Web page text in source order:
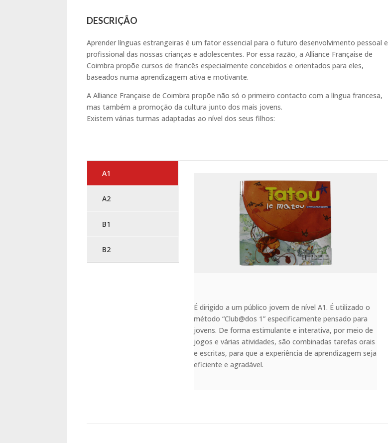
DESCRIÇÃO
Aprender línguas estrangeiras é um fator essencial para o futuro desenvolvimento pessoal e
profissional das nossas crianças e adolescentes. Por essa razão, a Alliance Française de
Coimbra propõe cursos de francês especialmente concebidos e orientados para eles,
baseados numa aprendizagem ativa e motivante.
A Alliance Française de Coimbra propõe não só o primeiro contacto com a língua francesa,
mas também a promoção da cultura junto dos mais jovens.
Existem várias turmas adaptadas ao nível dos seus filhos:
A1
A2
B1
B2
É dirigido a um público jovem de nível A1. É utilizado o
método “Club@dos 1” especificamente pensado para
jovens. De forma estimulante e interativa, por meio de
jogos e várias atividades, são combinadas tarefas orais
e escritas, para que a experiência de aprendizagem seja
eficiente e agradável.